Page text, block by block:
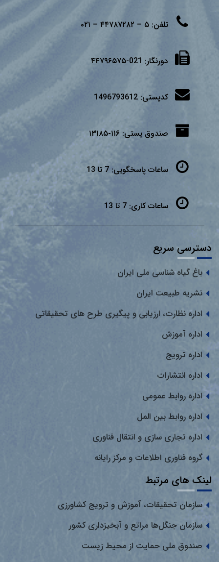
تلفن: ۵ – ۴۴۷۸۷۲۸۲ – ۰۲۱
دورنگار: 021-۴۴۷۹۶۵۷۵
کدپستی: 1496793612
صندوق پستی: ۱۱۶-۱۳۱۸۵
ساعات پاسخگویی: 7 تا 13
ساعات کاری: 7 تا 13
دسترسی سریع
باغ گیاه شناسی ملی ایران
نشریه طبیعت ایران
اداره نظارت، ارزیابی و پیگیری طرح های تحقیقاتی
اداره آموزش
اداره ترویج
اداره انتشارات
اداره روابط عمومی
اداره روابط بین المل
اداره تجاری سازی و انتقال فناوری
گروه فناوری اطلاعات و مرکز رایانه
لینک های مرتبط
سازمان تحقیقات، آموزش و ترویج کشاورزی
سازمان جنگل‌ها مراتع و آبخیزداری کشور
صندوق ملی حمایت از محیط زیست